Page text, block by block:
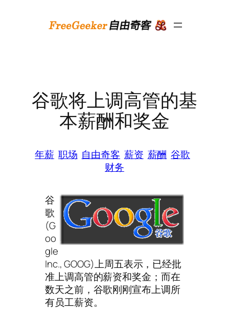
谷歌将上调高管的基
本薪酬和奖金
年薪 职场 自由奇客 薪资 薪酬 谷歌
财务
谷
歌
(G
oo
gle
Inc., GOOG)上周五表示，已经批
准上调高管的薪资和奖金；而在
数天之前，谷歌刚刚宣布上调所
有员工薪资。